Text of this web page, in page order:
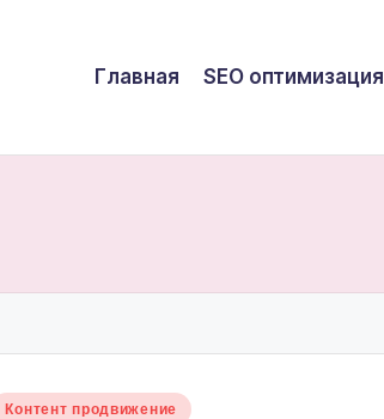
Главная SEO оптимизация
Контент продвижение